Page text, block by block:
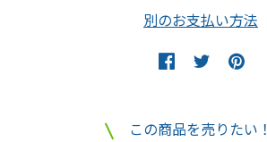
別のお支払い方法
この商品を売りたい！